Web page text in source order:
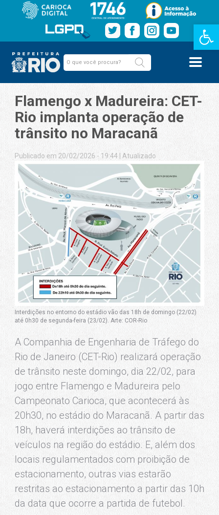
Barra de
Flamengo x Madureira: CET-
Rio implanta operação de
trânsito no Maracanã
Publicado em 20/02/2026 - 19:44 Atualizado
Interdições no entorno do estádio vão das 18h de domingo (22/02)
até 0h30 de segunda-feira (23/02). Arte: COR-Rio
A Companhia de Engenharia de Tráfego do
Rio de Janeiro (CET-Rio) realizará operação
de trânsito neste domingo, dia 22/02, para
jogo entre Flamengo e Madureira pelo
Campeonato Carioca, que acontecerá às
20h30, no estádio do Maracanã. A partir das
18h, haverá interdições ao trânsito de
veículos na região do estádio. E, além dos
locais regulamentados com proibição de
estacionamento, outras vias estarão
restritas ao estacionamento a partir das 10h
da data que ocorre a partida de futebol.